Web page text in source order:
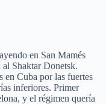
en San Mamés
Shaktar Donetsk.
en Cuba por las fuertes
inferiores. Primer
y el régimen quería